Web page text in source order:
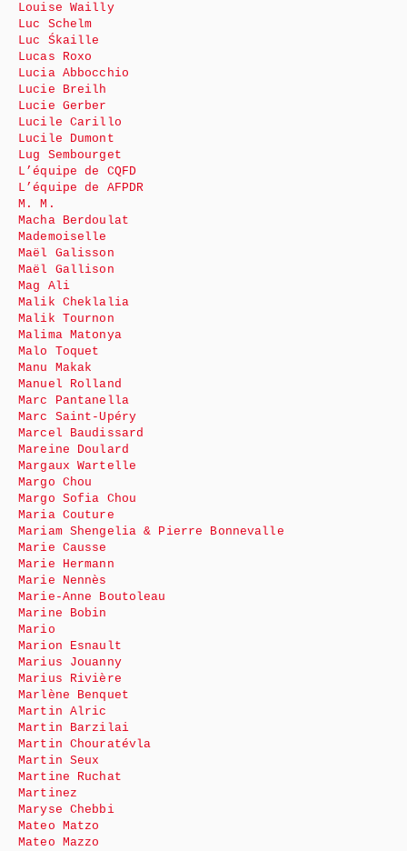
Louise Wailly
Luc Schelm
Luc Śkaille
Lucas Roxo
Lucia Abbocchio
Lucie Breilh
Lucie Gerber
Lucile Carillo
Lucile Dumont
Lug Sembourget
L’équipe de CQFD
L’équipe de AFPDR
M. M.
Macha Berdoulat
Mademoiselle
Maël Galisson
Maël Gallison
Mag Ali
Malik Cheklalia
Malik Tournon
Malima Matonya
Malo Toquet
Manu Makak
Manuel Rolland
Marc Pantanella
Marc Saint-Upéry
Marcel Baudissard
Mareine Doulard
Margaux Wartelle
Margo Chou
Margo Sofia Chou
Maria Couture
Mariam Shengelia & Pierre Bonnevalle
Marie Causse
Marie Hermann
Marie Nennès
Marie-Anne Boutoleau
Marine Bobin
Mario
Marion Esnault
Marius Jouanny
Marius Rivière
Marlène Benquet
Martin Alric
Martin Barzilai
Martin Chouratévla
Martin Seux
Martine Ruchat
Martinez
Maryse Chebbi
Mateo Matzo
Mateo Mazzo